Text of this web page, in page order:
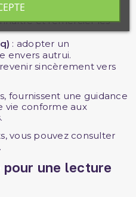
et remercier les
: adopter un
envers autrui.
sincèrement vers
fournissent une guidance
vie conforme aux
vous pouvez consulter
.
une lecture